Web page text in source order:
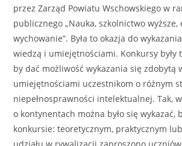
przez Zarząd Powiatu Wschowskiego w
publicznego „Nauka, szkolnictwo wyższe,
wychowanie”. Była to okazja do
wiedzą i umiejętnościami. Konkursy były
by dać możliwość wykazania się zdobytą
umiejętnościami uczestnikom o różnym
niepełnosprawności intelektualnej. Tak,
o kontynentach można było się wykazać,
konkursie: teoretycznym, praktycznym